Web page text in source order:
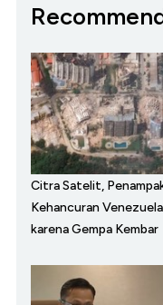
Citra Satelit,
Kehancuran Venezuela
karena Gempa Kembar